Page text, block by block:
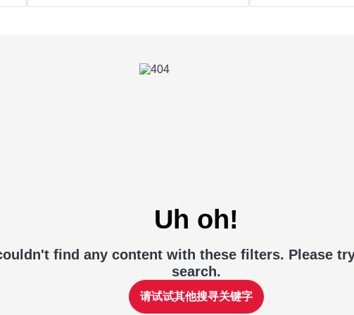
Uh oh!
find any content with these filters. Please
search.
请试试其他搜寻关键字